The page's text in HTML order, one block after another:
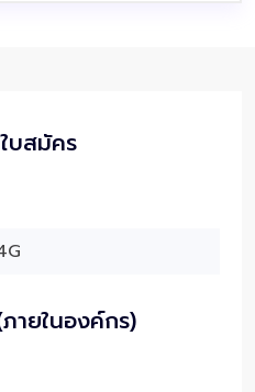
บสมัคร
ายในองค์กร)